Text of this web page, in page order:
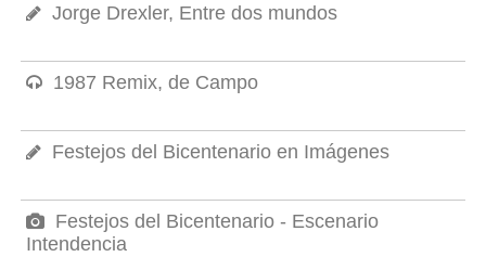
Jorge Drexler, Entre dos mundos
1987 Remix, de Campo
Festejos del Bicentenario en Imágenes
Festejos del Bicentenario - Escenario
Intendencia